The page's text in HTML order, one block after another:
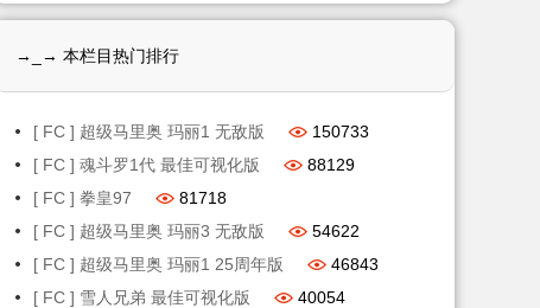
→_→ 本栏目热门排行
[ FC ] 超级马里奥 玛丽1 无敌版
150733
[ FC ] 魂斗罗1代 最佳可视化版
88129
[ FC ] 拳皇97
81718
[ FC ] 超级马里奥 玛丽3 无敌版
54622
[ FC ] 超级马里奥 玛丽1 25周年版
46843
[ FC ] 雪人兄弟 最佳可视化版
40054